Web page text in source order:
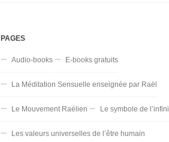
PAGES
Audio-books E-books gratuits
La Méditation Sensuelle enseignée par Raël
Le Mouvement Raélien Le symbole de l’infini
Les valeurs universelles de l’être humain